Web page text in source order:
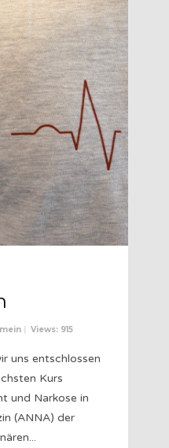
Views: 915
uns entschlossen
Kurs
und Narkose in
(ANNA) der
...